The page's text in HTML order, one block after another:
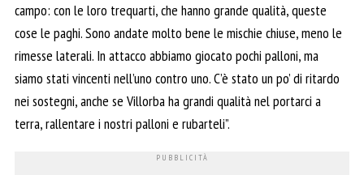
campo: con le loro trequarti, che hanno grande qualità, queste
cose le paghi. Sono andate molto bene le mischie chiuse, meno le
rimesse laterali. In attacco abbiamo giocato pochi palloni, ma
siamo stati vincenti nell’uno contro uno. C’è stato un po’ di ritardo
nei sostegni, anche se Villorba ha grandi qualità nel portarci a
terra, rallentare i nostri palloni e rubarteli”.